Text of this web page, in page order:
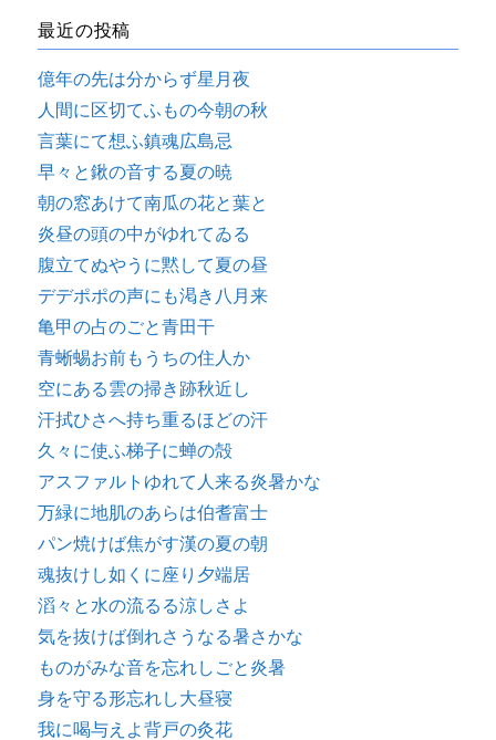
最近の投稿
億年の先は分からず星月夜
人間に区切てふもの今朝の秋
言葉にて想ふ鎮魂広島忌
早々と鍬の音する夏の暁
朝の窓あけて南瓜の花と葉と
炎昼の頭の中がゆれてゐる
腹立てぬやうに黙して夏の昼
デデポポの声にも渇き八月来
亀甲の占のごと青田干
青蜥蜴お前もうちの住人か
空にある雲の掃き跡秋近し
汗拭ひさへ持ち重るほどの汗
久々に使ふ梯子に蝉の殻
アスファルトゆれて人来る炎暑かな
万緑に地肌のあらは伯耆富士
パン焼けば焦がす漢の夏の朝
魂抜けし如くに座り夕端居
滔々と水の流るる涼しさよ
気を抜けば倒れさうなる暑さかな
ものがみな音を忘れしごと炎暑
身を守る形忘れし大昼寝
我に喝与えよ背戸の灸花